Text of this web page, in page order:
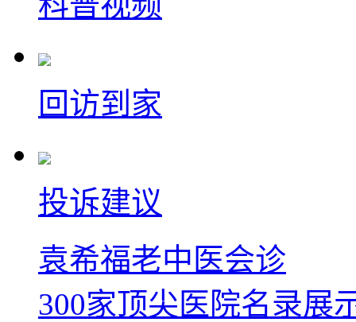
回访到家
投诉建议
袁希福老中医会诊
300家顶尖医院名录展